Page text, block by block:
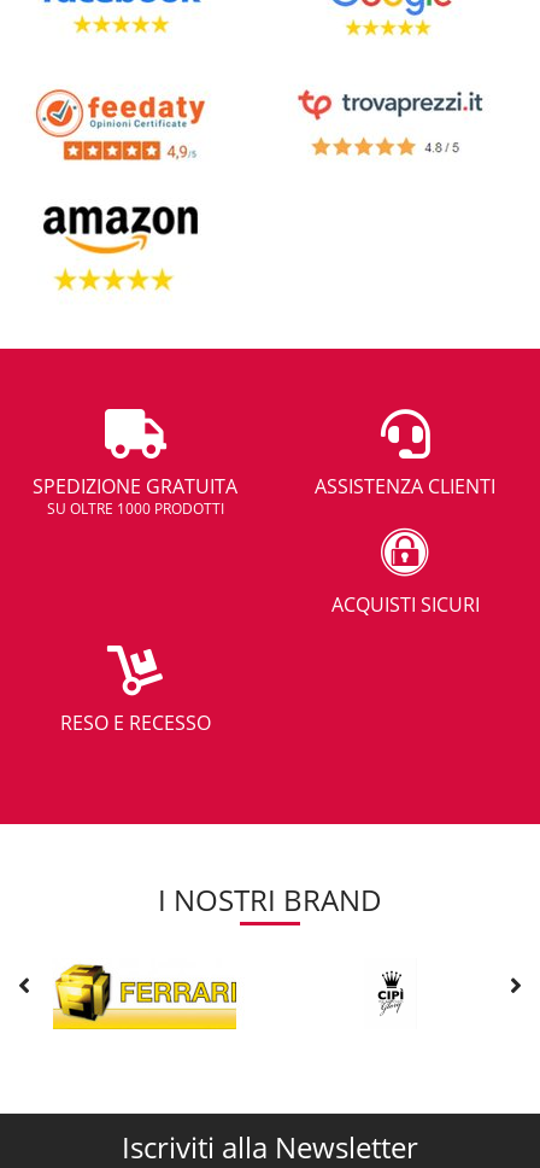
SPEDIZIONE GRATUITA
SU OLTRE 1000 PRODOTTI
ASSISTENZA CLIENTI
ACQUISTI SICURI
RESO E RECESSO
I NOSTRI BRAND
Iscriviti alla Newsletter